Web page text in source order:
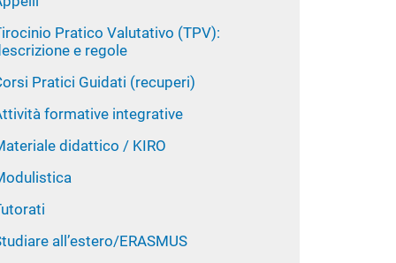
Pratico Valutativo (TPV):
e regole
Pratici Guidati (recuperi)
formative integrative
didattico / KIRO
all’estero/ERASMUS